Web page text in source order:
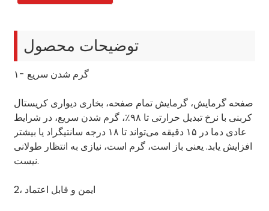
توضیحات محصول
۱- گرم شدن سریع
صفحه گرمایش، گرمایش تمام صفحه، بخاری دیواری کریستال
کربنی با نرخ تبدیل حرارتی تا ۹۸٪، گرم شدن سریع، در شرایط
عادی دما در ۱۵ دقیقه می‌تواند تا ۱۸ درجه سانتیگراد یا بیشتر
افزایش یابد. یعنی باز است، گرم است، نیازی به انتظار طولانی
نیست.
2، ایمن و قابل اعتماد